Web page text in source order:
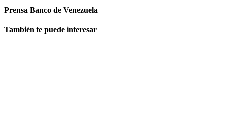
Prensa Banco de Venezuela
También te puede interesar